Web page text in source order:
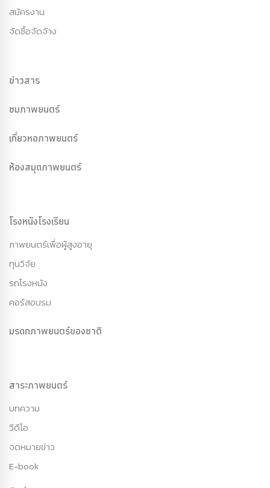
สมัครงาน
จัดซื้อจัดจ้าง
ข่าวสาร
ชมภาพยนตร์
เที่ยวหอภาพยนตร์
ห้องสมุดภาพยนตร์
โรงหนังโรงเรียน
ภาพยนตร์เพื่อผู้สูงอายุ
ทุนวิจัย
รถโรงหนัง
คอร์สอบรม
มรดกภาพยนตร์ของชาติ
สาระภาพยนตร์
บทความ
วีดีโอ
จดหมายข่าว
E-book